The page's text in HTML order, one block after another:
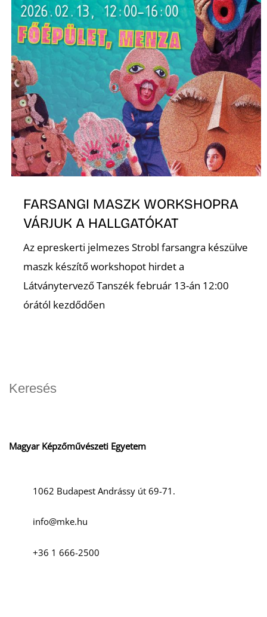
FARSANGI MASZK WORKSHOPRA
VÁRJUK A HALLGATÓKAT
Az epreskerti jelmezes Strobl farsangra készülve
maszk készítő workshopot hirdet a
Látványtervező Tanszék február 13-án 12:00
órától kezdődően
Magyar Képzőművészeti Egyetem
1062 Budapest Andrássy út 69-71.
info@mke.hu
+36 1 666-2500